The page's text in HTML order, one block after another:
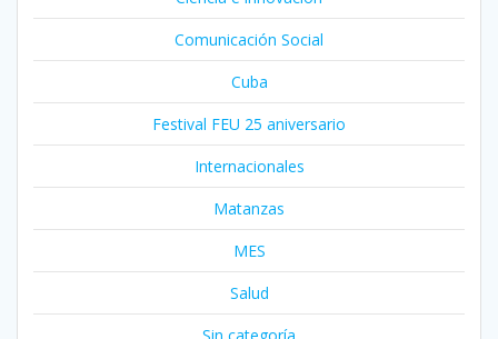
Comunicación Social
Cuba
Festival FEU 25 aniversario
Internacionales
Matanzas
MES
Salud